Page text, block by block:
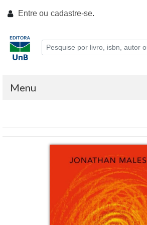
Entre ou cadastre-se.
Menu